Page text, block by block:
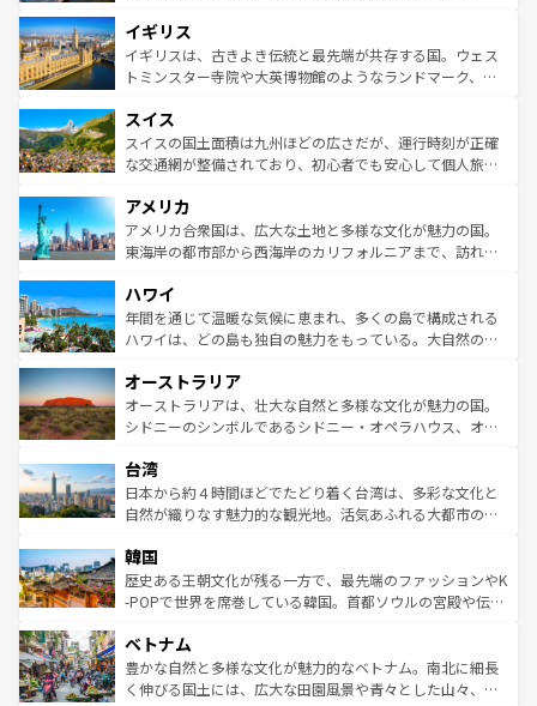
いる。シャンパンの発祥地であるランス、プロヴァンスの
香り高いラベンダー畑など、多彩な楽しみ方が可能だ。さ
らに、パリ以外の地域にも魅力が溢れており、どの街角に
れる地方に足を運ぶとそれぞれで全く異なる文化を体験で
きるだろう。 なお、新着のフランス情報はコンテンツ一覧
を参照してほしい。
顔を持つこの国は、どこを歩いても飽きることがない。ベ
ルリンの文化的活気、バイエルン州のアルプスの絶景、そ
してライン川沿いのワイン畑といった風景は必見。ビール
は、お酒好きな人にはぜひ体験してほしい。 なお、新着の
ドイツ情報はコンテンツ一覧を参照してほしい。
イギリス
イギリスは、古きよき伝統と最先端が共存する国。ウェス
トミンスター寺院や大英博物館のようなランドマーク、歴
リアごとに異なる魅力がある。また、優雅なアフタヌーン
ティー、ビール好きにはたまらない英国パブ、サッカー観
戦など、本場だからこそできる体験も豊富。イギリスを旅
ンツ一覧を参照してほしい。
スイス
スイスの国土面積は九州ほどの広さだが、運行時刻が正確
な交通網が整備されており、初心者でも安心して個人旅行
の建物がそのまま残る町や、スイスならではのユニークな
博物館もあり、アルプス観光だけでなく町歩きも満喫する
ことができる。国民の所得が高いため物価も高いが、旅行
ば市内交通費無料で観光を楽しむこともできる。 なお、新
着のスイス情報はコンテンツ一覧 を参照してほしい。
アメリカ
アメリカ合衆国は、広大な土地と多様な文化が魅力の国。
東海岸の都市部から西海岸のカリフォルニアまで、訪れる
のような巨大都市は、観光、ショッピング、エンターテイ
ンメントが詰まった刺激的なスポットだ。一方、アメリカ
西部には大自然が広がり、グランドキャニオンやイエロー
部のニューオーリンズでは、音楽と美食が融合した独特の
文化が魅力。旅行者はアメリカの各地域で異なる魅力を楽
しみながら、その多様性と豊かな歴史を感じることができ
ならではの贅沢な旅のスタイルだ。 なお、新着のアメリカ
情報はコンテンツ一覧を参照してほしい。
ハワイ
年間を通じて温暖な気候に恵まれ、多くの島で構成される
ハワイは、どの島も独自の魅力をもっている。大自然の神
ワイ島は見逃せない。また、定番の観光地といえばオアフ
島だが、静かな自然を求めるならマウイ島やカウアイ島が
おすすめ。エメラルドグリーンに輝く海をはじめ、豊かな
れるおもてなしの心で訪れる人々を迎えてくれるハワイの
人々、おいしいローカルフードやハワイアンミュージッ
ク、伝統的なフラダンスなど、すべてがハワイの魅力を彩
ワイを、存分に味わってほしい。 なお、新着のハワイ情報
はコンテンツ一覧を参照してほしい。
オーストラリア
オーストラリアは、壮大な自然と多様な文化が魅力の国。
シドニーのシンボルであるシドニー・オペラハウス、オー
リアリーフや大陸中央部にそびえるウルル（エアーズロッ
ク）、タスマニアの美しい原生林やケアンズの熱帯雨林な
ど、見どころがたくさん。また、カフェやワイン、オージ
いる。アクティビティも充実しており、サーフィンやダイ
ビング、ハイキングなど、アウトドア好きにはたまらな
い。オーストラリアの多彩な魅力を存分に味わいつくそ
参照してほしい。
台湾
日本から約４時間ほどでたどり着く台湾は、多彩な文化と
自然が織りなす魅力的な観光地。活気あふれる大都市の台
ン）、静ひつな山岳地帯である台湾東部など、都市の喧騒
と山間の静けさが共存しており、訪れる人に新しい発見と
驚きをもたらしてくれる。また、奥深い台湾の食文化も魅
容にもいいと評判のスイーツなど、バラエティ豊かな料理
が味わえる。 なお、新着の台湾情報は コンテンツ一覧を参
照してほしい。
韓国
歴史ある王朝文化が残る一方で、最先端のファッションやK
-POPで世界を席巻している韓国。首都ソウルの宮殿や伝統
き、地方に足を延ばせば四季折々の自然美を楽しむことが
できる。そして、キムチや焼肉、絶品のストリートフード
まで、さまざまな韓国料理が待っている。夜には、韓国な
ベトナム
豊かな自然と多様な文化が魅力的なベトナム。南北に細長
く伸びる国土には、広大な田園風景や青々とした山々、世